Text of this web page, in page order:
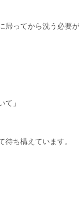
ってから洗う必要が
て」
待ち構えています。